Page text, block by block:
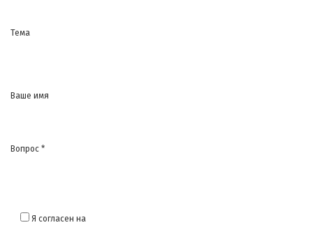
Тема
Ваше имя
Вопрос *
Я согласен на